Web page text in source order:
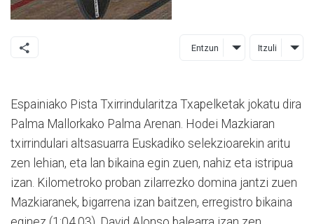
Entzun Itzuli
Espainiako Pista Txirrindularitza Txapelketak jokatu dira
Palma Mallorkako Palma Arenan. Hodei Mazkiaran
txirrindulari altsasuarra Euskadiko selekzioarekin aritu
zen lehian, eta lan bikaina egin zuen, nahiz eta istripua
izan. Kilometroko proban zilarrezko domina jantzi zuen
Mazkiaranek, bigarrena izan baitzen, erregistro bikaina